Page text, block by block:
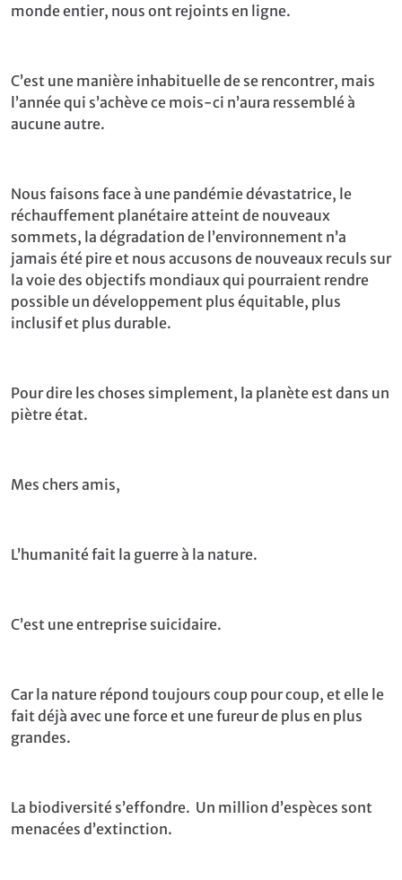
monde entier, nous ont rejoints en ligne.
C’est une manière inhabituelle de se rencontrer, mais
l’année qui s’achève ce mois-ci n’aura ressemblé à
aucune autre.
Nous faisons face à une pandémie dévastatrice, le
réchauffement planétaire atteint de nouveaux
sommets, la dégradation de l’environnement n’a
jamais été pire et nous accusons de nouveaux reculs sur
la voie des objectifs mondiaux qui pourraient rendre
possible un développement plus équitable, plus
inclusif et plus durable.
Pour dire les choses simplement, la planète est dans un
piètre état.
Mes chers amis,
L’humanité fait la guerre à la nature.
C’est une entreprise suicidaire.
Car la nature répond toujours coup pour coup, et elle le
fait déjà avec une force et une fureur de plus en plus
grandes.
La biodiversité s’effondre. Un million d’espèces sont
menacées d’extinction.